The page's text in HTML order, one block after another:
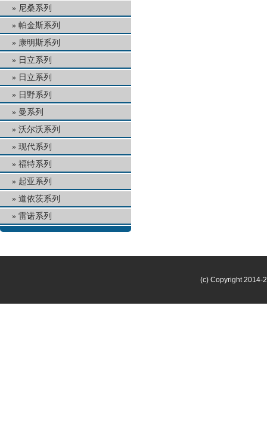
尼桑系列
帕金斯系列
康明斯系列
日立系列
日立系列
日野系列
曼系列
沃尔沃系列
现代系列
福特系列
起亚系列
道依茨系列
雷诺系列
(c) Copyright 2014-